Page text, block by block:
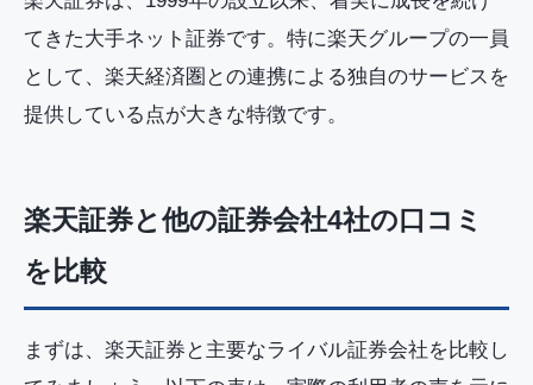
てきた大手ネット証券です。特に楽天グループの一員
として、楽天経済圏との連携による独自のサービスを
提供している点が大きな特徴です。
楽天証券と他の証券会社4社の口コミ
を比較
まずは、楽天証券と主要なライバル証券会社を比較し